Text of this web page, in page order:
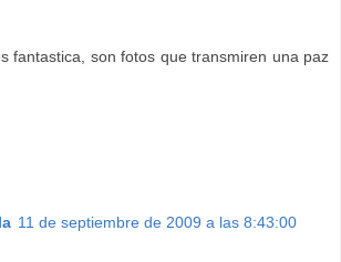
fantastica, son fotos que transmiren una paz
11 de septiembre de 2009 a las 8:43:00